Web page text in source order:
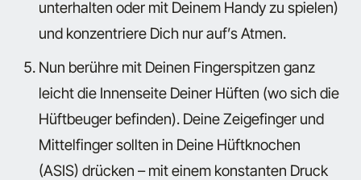
unterhalten oder mit Deinem Handy zu spielen)
und konzentriere Dich nur auf’s Atmen.
Nun berühre mit Deinen Fingerspitzen ganz
leicht die Innenseite Deiner Hüften (wo sich die
Hüftbeuger befinden). Deine Zeigefinger und
Mittelfinger sollten in Deine Hüftknochen
(ASIS) drücken – mit einem konstanten Druck